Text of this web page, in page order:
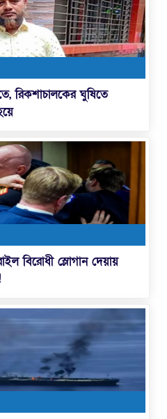
রিকশাচালকের ঘুষিতে
বিরোধী স্লোগান দেয়ায়